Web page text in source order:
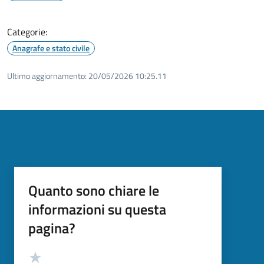
Categorie:
Anagrafe e stato civile
Ultimo aggiornamento: 20/05/2026 10:25.11
Quanto sono chiare le
informazioni su questa
pagina?
Valutazione